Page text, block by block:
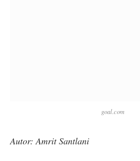
goal.com
Autor: Amrit Santlani